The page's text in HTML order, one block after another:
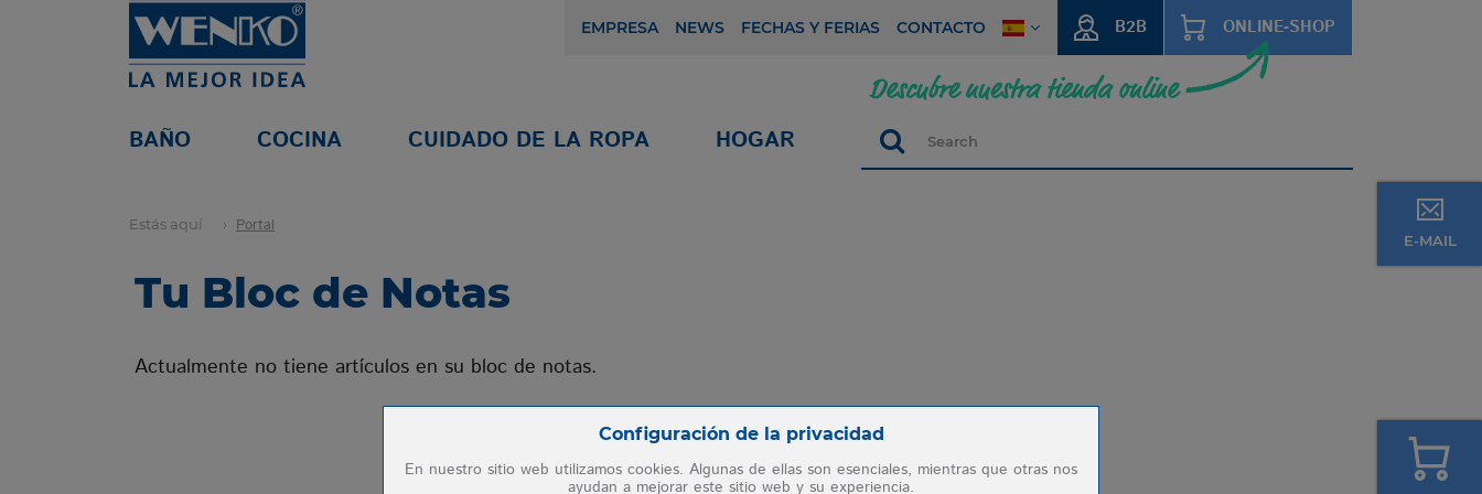
E-MAIL
EMPRESA NEWS FECHAS Y FERIAS CONTACTO B2B ONLINE-SHOP
BAÑO COCINA CUIDADO DE LA ROPA HOGAR Search
Estás aquí Portal
Tu Bloc de Notas
Actualmente no tiene artículos en su bloc de notas.
Zum Betrieb der Seite notwendige Cookies:
Configuración de la privacidad
En nuestro sitio web utilizamos cookies. Algunas de ellas son esenciales, mientras que otras nos
ayudan a mejorar este sitio web y su experiencia.